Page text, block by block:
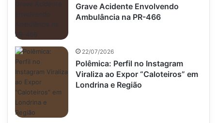
Grave Acidente Envolvendo
Ambulância na PR-466
22/07/2026
Polêmica: Perfil no Instagram
Viraliza ao Expor “Caloteiros” em
Londrina e Região